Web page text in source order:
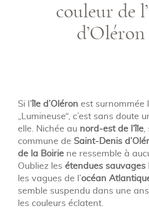
couleur de
d’Oléron
Si l’île d’Oléron est surnommée
„Lumineuse“, c’est sans doute
elle. Nichée au nord-est de l’île,
commune de Saint-Denis
de la Boiriene ressemble à
Oubliez les étendues sauvages
les vagues de l’océan
semble suspendu dans une
les couleurs éclatent.